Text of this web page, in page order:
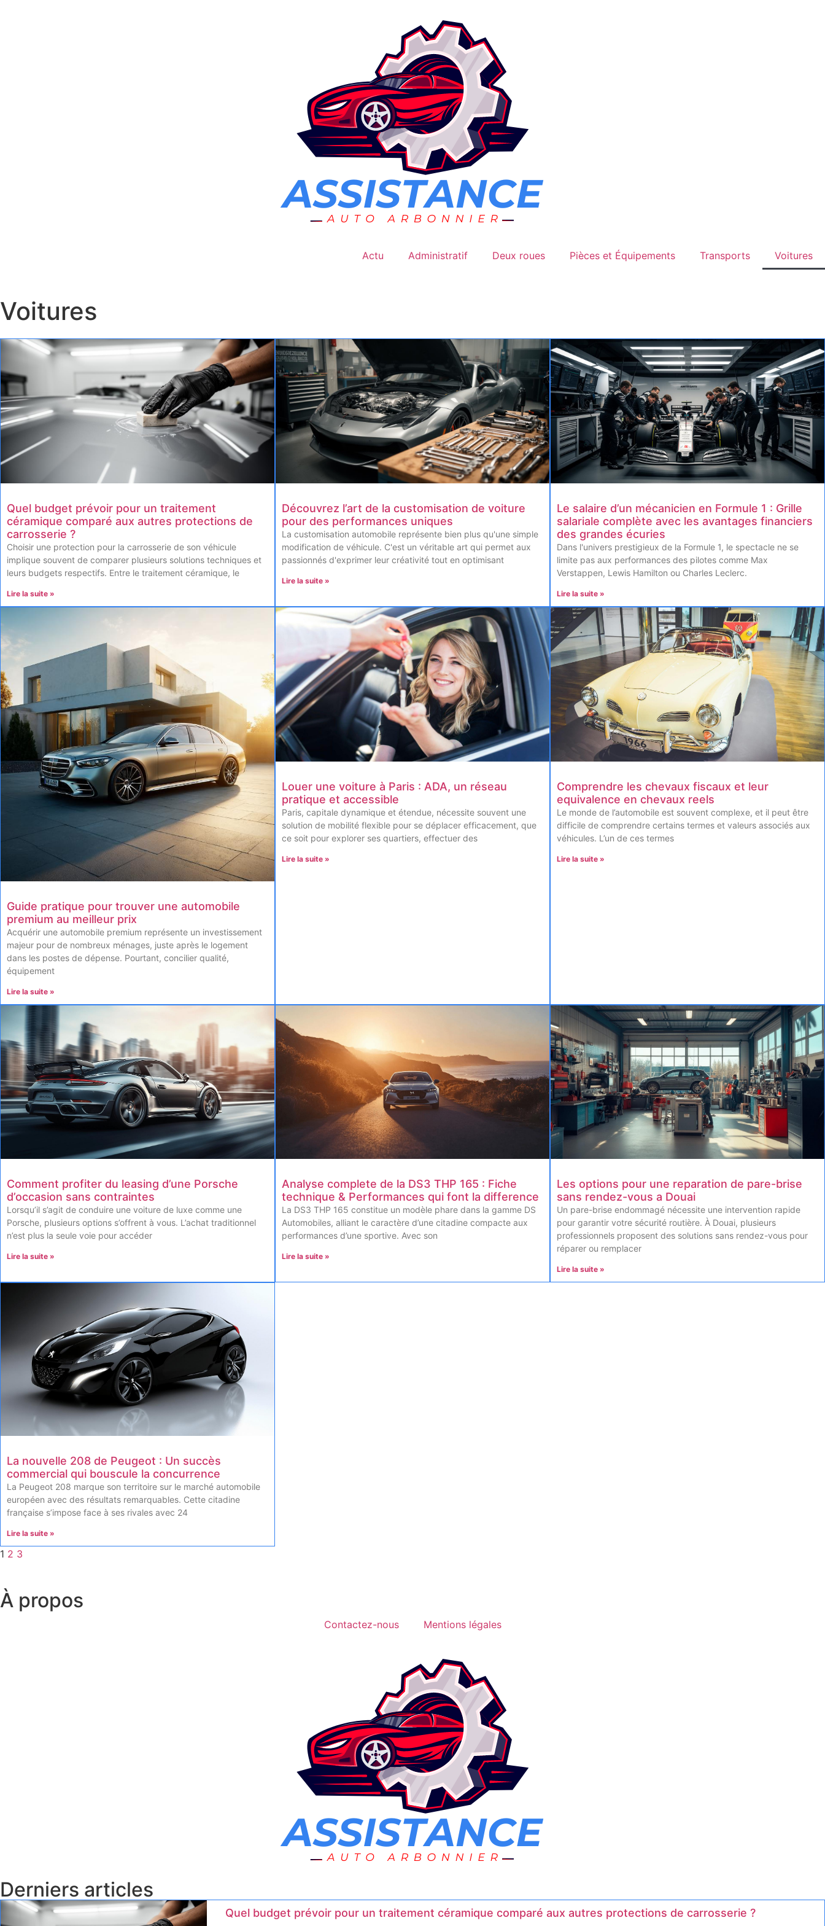
Actu Administratif Deux roues Pièces et Équipements Transports Voitures
Voitures
Quel budget prévoir pour un traitement
céramique comparé aux autres protections de
carrosserie ?
Choisir une protection pour la carrosserie de son véhicule
implique souvent de comparer plusieurs solutions techniques et
leurs budgets respectifs. Entre le traitement céramique, le
Lire la suite »
Découvrez l’art de la customisation de voiture
pour des performances uniques
La customisation automobile représente bien plus qu'une simple
modification de véhicule. C'est un véritable art qui permet aux
passionnés d'exprimer leur créativité tout en optimisant
Lire la suite »
Le salaire d’un mécanicien en Formule 1 : Grille
salariale complète avec les avantages financiers
des grandes écuries
Dans l'univers prestigieux de la Formule 1, le spectacle ne se
limite pas aux performances des pilotes comme Max
Verstappen, Lewis Hamilton ou Charles Leclerc.
Lire la suite »
Guide pratique pour trouver une automobile
premium au meilleur prix
Acquérir une automobile premium représente un investissement
majeur pour de nombreux ménages, juste après le logement
dans les postes de dépense. Pourtant, concilier qualité,
équipement
Lire la suite »
Louer une voiture à Paris : ADA, un réseau
pratique et accessible
Paris, capitale dynamique et étendue, nécessite souvent une
solution de mobilité flexible pour se déplacer efficacement, que
ce soit pour explorer ses quartiers, effectuer des
Lire la suite »
Comprendre les chevaux fiscaux et leur
equivalence en chevaux reels
Le monde de l’automobile est souvent complexe, et il peut être
difficile de comprendre certains termes et valeurs associés aux
véhicules. L’un de ces termes
Lire la suite »
Comment profiter du leasing d’une Porsche
d’occasion sans contraintes
Lorsqu’il s’agit de conduire une voiture de luxe comme une
Porsche, plusieurs options s’offrent à vous. L’achat traditionnel
n’est plus la seule voie pour accéder
Lire la suite »
Analyse complete de la DS3 THP 165 : Fiche
technique & Performances qui font la difference
La DS3 THP 165 constitue un modèle phare dans la gamme DS
Automobiles, alliant le caractère d’une citadine compacte aux
performances d’une sportive. Avec son
Lire la suite »
Les options pour une reparation de pare-brise
sans rendez-vous a Douai
Un pare-brise endommagé nécessite une intervention rapide
pour garantir votre sécurité routière. À Douai, plusieurs
professionnels proposent des solutions sans rendez-vous pour
réparer ou remplacer
Lire la suite »
La nouvelle 208 de Peugeot : Un succès
commercial qui bouscule la concurrence
La Peugeot 208 marque son territoire sur le marché automobile
européen avec des résultats remarquables. Cette citadine
française s’impose face à ses rivales avec 24
Lire la suite »
1 2 3
À propos
Contactez-nous Mentions légales
Derniers articles
Quel budget prévoir pour un traitement céramique comparé aux autres protections de carrosserie ?